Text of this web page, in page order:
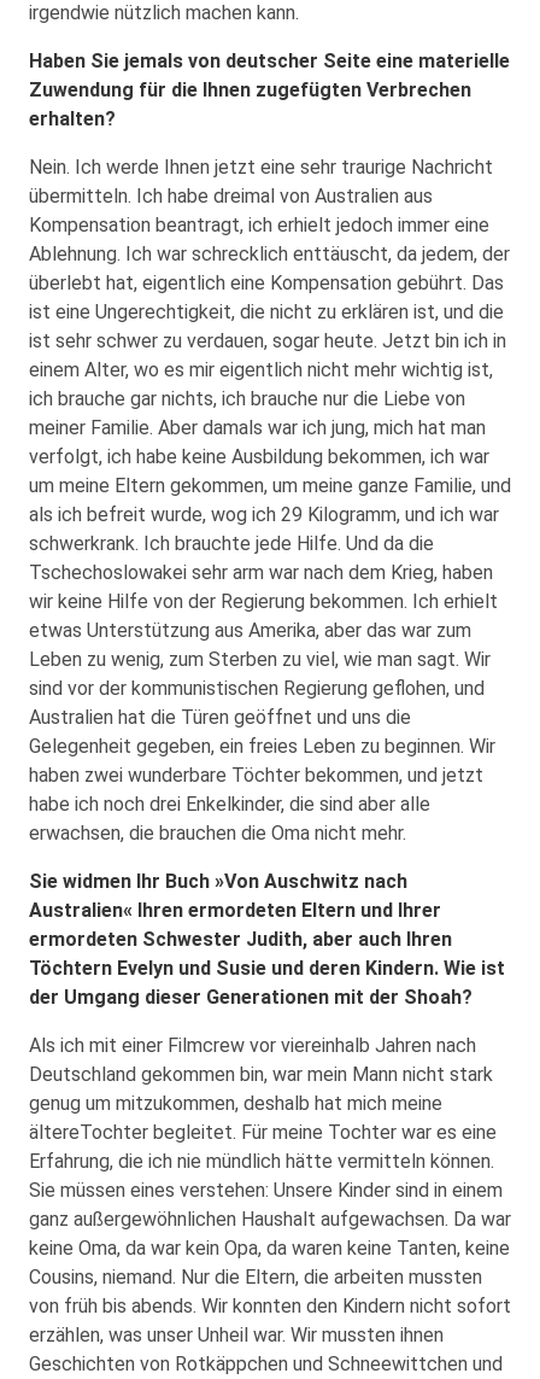
irgendwie nützlich machen kann.
Haben Sie jemals von deutscher Seite eine materielle
Zuwendung für die Ihnen zugefügten Verbrechen
erhalten?
Nein. Ich werde Ihnen jetzt eine sehr traurige Nachricht
übermitteln. Ich habe dreimal von Australien aus
Kompensation beantragt, ich erhielt jedoch immer eine
Ablehnung. Ich war schrecklich enttäuscht, da jedem, der
überlebt hat, eigentlich eine Kompensation gebührt. Das
ist eine Ungerechtigkeit, die nicht zu erklären ist, und die
ist sehr schwer zu verdauen, sogar heute. Jetzt bin ich in
einem Alter, wo es mir eigentlich nicht mehr wichtig ist,
ich brauche gar nichts, ich brauche nur die Liebe von
meiner Familie. Aber damals war ich jung, mich hat man
verfolgt, ich habe keine Ausbildung bekommen, ich war
um meine Eltern gekommen, um meine ganze Familie, und
als ich befreit wurde, wog ich 29 Kilogramm, und ich war
schwerkrank. Ich brauchte jede Hilfe. Und da die
Tschechoslowakei sehr arm war nach dem Krieg, haben
wir keine Hilfe von der Regierung bekommen. Ich erhielt
etwas Unterstützung aus Amerika, aber das war zum
Leben zu wenig, zum Sterben zu viel, wie man sagt. Wir
sind vor der kommunistischen Regierung geflohen, und
Australien hat die Türen geöffnet und uns die
Gelegenheit gegeben, ein freies Leben zu beginnen. Wir
haben zwei wunderbare Töchter bekommen, und jetzt
habe ich noch drei Enkelkinder, die sind aber alle
erwachsen, die brauchen die Oma nicht mehr.
Sie widmen Ihr Buch »Von Auschwitz nach
Australien« Ihren ermordeten Eltern und Ihrer
ermordeten Schwester Judith, aber auch Ihren
Töchtern Evelyn und Susie und deren Kindern. Wie ist
der Umgang dieser Generationen mit der Shoah?
Als ich mit einer Filmcrew vor viereinhalb Jahren nach
Deutschland gekommen bin, war mein Mann nicht stark
genug um mitzukommen, deshalb hat mich meine
ältereTochter begleitet. Für meine Tochter war es eine
Erfahrung, die ich nie mündlich hätte vermitteln können.
Sie müssen eines verstehen: Unsere Kinder sind in einem
ganz außergewöhnlichen Haushalt aufgewachsen. Da war
keine Oma, da war kein Opa, da waren keine Tanten, keine
Cousins, niemand. Nur die Eltern, die arbeiten mussten
von früh bis abends. Wir konnten den Kindern nicht sofort
erzählen, was unser Unheil war. Wir mussten ihnen
Geschichten von Rotkäppchen und Schneewittchen und